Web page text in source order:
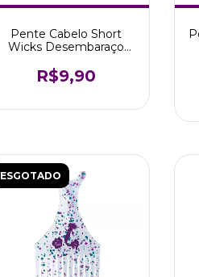
Pente Cabelo Short
Wicks Desembaraço
R$9,90
ESGOTADO